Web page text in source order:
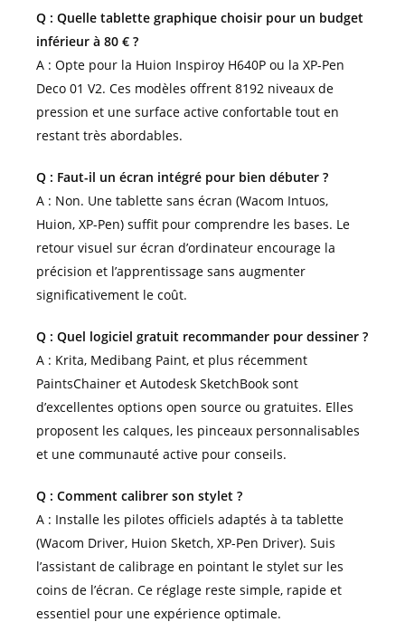
Q : Quelle tablette graphique choisir pour un budget
inférieur à 80 € ?
A : Opte pour la Huion Inspiroy H640P ou la XP-Pen
Deco 01 V2. Ces modèles offrent 8192 niveaux de
pression et une surface active confortable tout en
restant très abordables.
Q : Faut-il un écran intégré pour bien débuter ?
A : Non. Une tablette sans écran (Wacom Intuos,
Huion, XP-Pen) suffit pour comprendre les bases. Le
retour visuel sur écran d’ordinateur encourage la
précision et l’apprentissage sans augmenter
significativement le coût.
Q : Quel logiciel gratuit recommander pour dessiner ?
A : Krita, Medibang Paint, et plus récemment
PaintsChainer et Autodesk SketchBook sont
d’excellentes options open source ou gratuites. Elles
proposent les calques, les pinceaux personnalisables
et une communauté active pour conseils.
Q : Comment calibrer son stylet ?
A : Installe les pilotes officiels adaptés à ta tablette
(Wacom Driver, Huion Sketch, XP-Pen Driver). Suis
l’assistant de calibrage en pointant le stylet sur les
coins de l’écran. Ce réglage reste simple, rapide et
essentiel pour une expérience optimale.